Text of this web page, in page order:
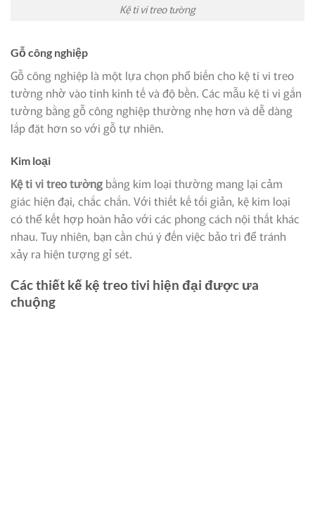
Kệ ti vi treo tường
Gỗ công nghiệp
Gỗ công nghiệp là một lựa chọn phổ biến cho kệ ti vi treo
tường nhờ vào tính kinh tế và độ bền. Các mẫu kệ ti vi gắn
tường bằng gỗ công nghiệp thường nhẹ hơn và dễ dàng
lắp đặt hơn so với gỗ tự nhiên.
Kim loại
Kệ ti vi treo tường bằng kim loại thường mang lại cảm
giác hiện đại, chắc chắn. Với thiết kế tối giản, kệ kim loại
có thể kết hợp hoàn hảo với các phong cách nội thất khác
nhau. Tuy nhiên, bạn cần chú ý đến việc bảo trì để tránh
xảy ra hiện tượng gỉ sét.
Các thiết kế kệ treo tivi hiện đại được ưa
chuộng